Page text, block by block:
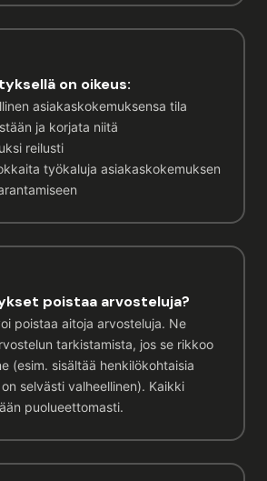
on oikeus:
asiakaskokemuksensa tila
ja korjata niitä
reilusti
työkaluja asiakaskokemuksen
poistaa arvosteluja?
poistaa aitoja arvosteluja. Ne
tarkistamista, jos se rikkoo
(esim. sisältää henkilökohtaisia
selvästi valheellinen). Kaikki
puolueettomasti.